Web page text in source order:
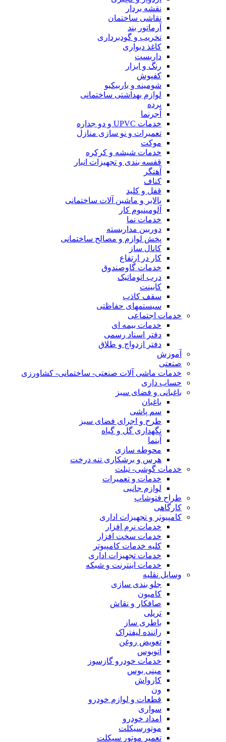
نقشه بردار
نقاشی ساختمان
آرماتور بند
تخریب و گودبرداری
کاغذ دیواری
داربست
رنگ و ابزار
کفپوش
شومینه و باربیکیو
لوازم بهداشتی ساختمانی
پرده
آجرنما
خدمات UPVC و دو جداره
تعمیرات و نو سازی منازل
موکت
خدمات شیشه و کرکره
قفسه بندی و تجهیزات انبار
آهنگر
کناف
قفل و کلید
بالابر و ماشین آلات ساختمانی
آلومینیوم کار
خدمات نما
دوربین مداربسته
پخش لوازم و مصالح ساختمانی
کانال ساز
کار در ارتفاع
خدمات گاوصندوق
درب اتوماتیک
کابینت
سقف کاذب
سیستمهای حفاظتی
خدمات اجتماعی
خدمات بیمه ای
دفتر اسناد رسمی
دفتر ازدواج و طلاق
آموزش
صنعتی
خدمات ماشی آلات صنعتی- ساختمانی- کشاورزی
حساب داری
باغبانی و فضای سبز
باغبان
سم پاشی
طرح و اجرای فضای سبز
نگهداری گل و گیاه
آبنما
محوطه سازی
هرس و برشکاری تنه درخت
خدمات گوشی- تبلت
خدمات و تعمیرات
لوازم جانبی
طراح فتوشاپ
کارگاهی
کامپیوتر و تجهیزات اداری
خدمات نرم افزار
خدمات سخت افزار
کلیه خدمات کامپیوتر
خدمات تجهیزات اداری
خدمات اینترنت و شبکه
وسایل نقلیه
جلو بندی سازی
کامیون
صافکار و نقاش
تریلی
باطری ساز
راننده لیفتراک
تعویض روغن
اتوبوس
خدمات خودرو گازسوز
مینی بوس
کارواش
ون
قطعات و لوازم خودرو
سواری
امداد خودرو
موتورسیکلت
تعمیر موتور سیکلت